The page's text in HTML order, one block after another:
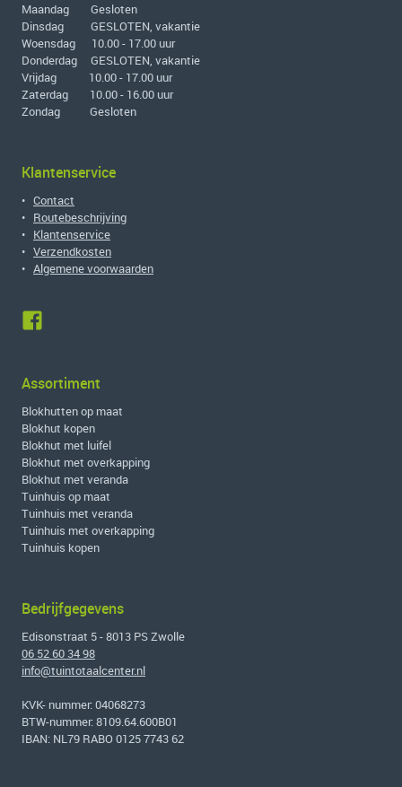
Maandag Gesloten
Dinsdag GESLOTEN, vakantie
Woensdag 10.00 - 17.00 uur
Donderdag GESLOTEN, vakantie
Vrijdag 10.00 - 17.00 uur
Zaterdag 10.00 - 16.00 uur
Zondag Gesloten
Klantenservice
• Contact
• Routebeschrijving
• Klantenservice
• Verzendkosten
• Algemene voorwaarden
Assortiment
Blokhutten op maat
Blokhut kopen
Blokhut met luifel
Blokhut met overkapping
Blokhut met veranda
Tuinhuis op maat
Tuinhuis met veranda
Tuinhuis met overkapping
Tuinhuis kopen
Bedrijfgegevens
Edisonstraat 5 - 8013 PS Zwolle
06 52 60 34 98
info@tuintotaalcenter.nl
KVK- nummer: 04068273
BTW-nummer: 8109.64.600B01
IBAN: NL79 RABO 0125 7743 62